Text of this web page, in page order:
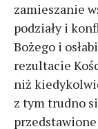
zamieszanie
podziały i
Bożego i
rezultacie
niż
z tym trudno